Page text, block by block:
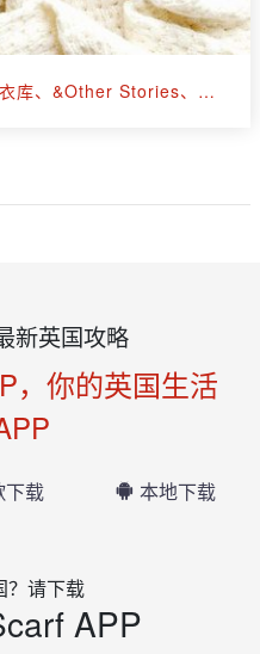
2025年英国秋冬毛衣推荐 | 优衣库、&Other Stories、拉夫劳伦等30+款
新英国攻略
，你的英国生活
下载 本地下载
？请下载
APP